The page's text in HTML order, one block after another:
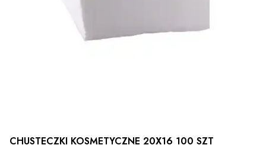
CHUSTECZKI KOSMETYCZNE 20X16 100 SZT